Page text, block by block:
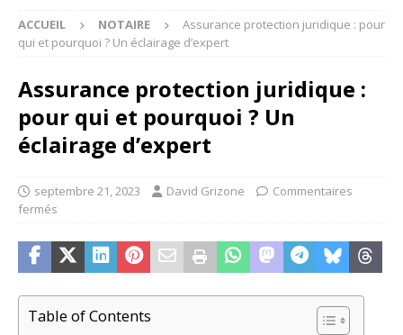
ACCUEIL NOTAIRE
Assurance protection juridique : pour
qui et pourquoi ? Un éclairage d’expert
Assurance protection juridique :
pour qui et pourquoi ? Un
éclairage d’expert
septembre 21, 2023 David Grizone
Commentaires
fermés
Table of Contents